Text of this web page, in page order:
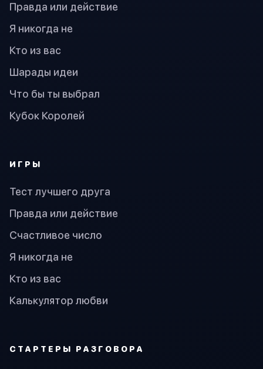
Правда или действие
Я никогда не
Кто из вас
Шарады идеи
Что бы ты выбрал
Кубок Королей
ИГРЫ
Тест лучшего друга
Правда или действие
Счастливое число
Я никогда не
Кто из вас
Калькулятор любви
СТАРТЕРЫ РАЗГОВОРА